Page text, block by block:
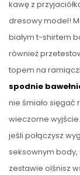
kawę z
dresowy model!
białym t-shirtem
również
topem na
spodnie
nie śmiało sięgać
wieczorne
jeśli połączysz
seksownym body,
zestawie olśnisz